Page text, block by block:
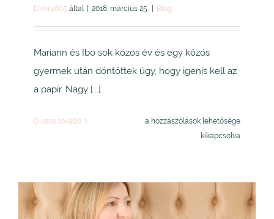
DVera605 által 2018. március 25. Blog
Mariann és Ibo sok közös év és egy közös
gyermek után döntöttek úgy, hogy igenis kell az
a papír. Nagy [...]
Olvass tovább
Mariann,
a hozzászólások lehetősége
kikapcsolva